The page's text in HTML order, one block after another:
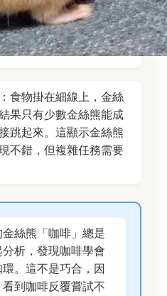
食物掛在細線上，金絲
果只有少數金絲熊能成
跳起來。這顯示金絲熊
不錯，但複雜任務需要
絲熊「咖啡」總是
析，發現咖啡學會
。這不是巧合，因
到咖啡反覆嘗試不